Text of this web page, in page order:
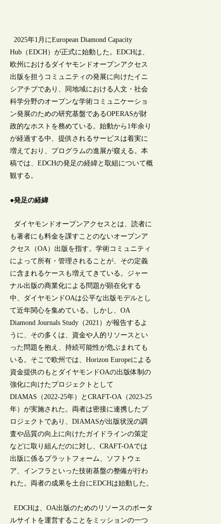
2025年1月にEuropean Diamond Capacity
Hub（EDCH）が正式に始動した。EDCHは、
欧州におけるダイヤモンドオープンアクセス
出版を担うコミュニティの発展に向けたイニ
シアチブであり、同地域における人文・社会
科学分野のオープンな学術コミュニケーショ
ン発展のための研究基盤であるOPERASが財
政的なホストを務めている。始動から1年余り
が経過する中、提供されるサービスは着実に
増えており、プログラムの進展が窺える。本
稿では、EDCHの発足の経緯と取組について概
観する。
●発足の経緯
ダイヤモンドオープンアクセスとは、読者に
も著者にも料金を課すことのないオープンア
クセス（OA）出版を指す。学術コミュニティ
によって所有・管理されることが、その定義
に含まれるケースも増えてきている。ジャー
ナル出版の商業化による問題が顕在化する
中、ダイヤモンドOAは公平な出版モデルとし
て近年関心を集めている。しかし、OA
Diamond Journals Study（2021）が報告するよ
うに、その多くは、資金や人的リソースとい
った問題を抱え、持続可能性が危ぶまれても
いる。そこで欧州では、Horizon Europeによる
資金提供のもとダイヤモンドOAの出版体制の
強化に向けたプロジェクトとして
DIAMAS（2022-25年）とCRAFT-OA（2023-25
年）が実施された。両者は密接に連携したプ
ロジェクトであり、DIAMASが出版状況の調
査や品質の向上に向けたガイドラインの策定
などに取り組んだのに対し、CRAFT-OAでは
出版に係るプラットフォーム、ソフトウェ
ア、インフラといった技術基盤の整備が行わ
れた。両者の成果を土台にEDCHは始動した。
EDCHは、OA出版のためのリソースのポータ
ルサイトを運営することをミッションの一つ